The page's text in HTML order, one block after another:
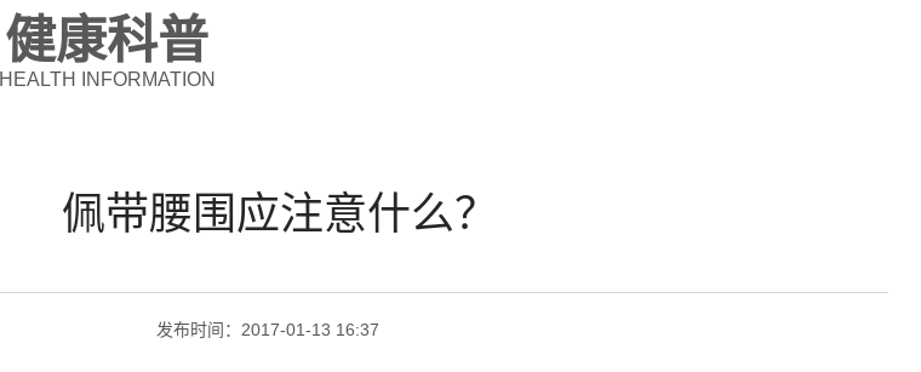
健康科普
HEALTH INFORMATION
佩带腰围应注意什么？
发布时间：2017-01-13 16:37